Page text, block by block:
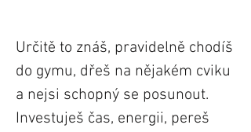
Určitě to znáš, pravidelně chodíš
do gymu, dřeš na nějakém cviku
a nejsi schopný se posunout.
Investuješ čas, energii, pereš